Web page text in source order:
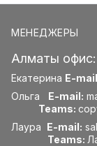
МЕНЕДЖЕРЫ
Алматы офис:
Екатерина E-
Ольга E-mail:
Teams:
Лаура E-mail:
Teams: